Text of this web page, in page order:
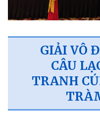
GIẢI VÔ
CÂU
TRANH